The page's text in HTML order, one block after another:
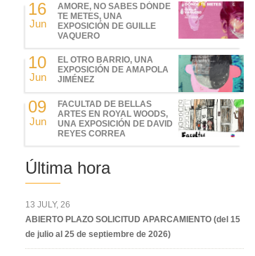
16
Jun
AMORE, NO SABES DÓNDE
TE METES, UNA
EXPOSICIÓN DE GUILLE
VAQUERO
10
Jun
EL OTRO BARRIO, UNA
EXPOSICIÓN DE AMAPOLA
JIMÉNEZ
09
Jun
FACULTAD DE BELLAS
ARTES EN ROYAL WOODS,
UNA EXPOSICIÓN DE DAVID
REYES CORREA
Última hora
13 JULY, 26
ABIERTO PLAZO SOLICITUD APARCAMIENTO (del 15
de julio al 25 de septiembre de 2026)